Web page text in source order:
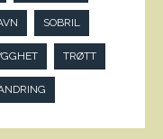
SOBRIL
TRØTT